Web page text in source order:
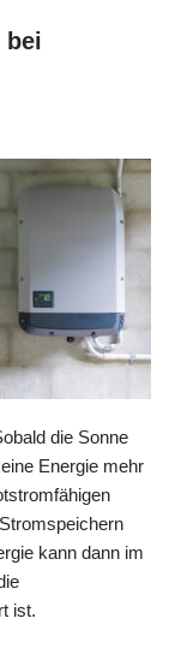
bei
die Sonne
Energie mehr
kann dann im
ist.